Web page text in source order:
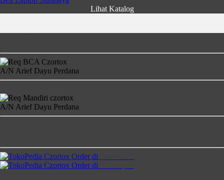
Lihat Katalog
A/N Arief Dayu Perdana
A/N Arief Dayu Perdana
Order di
Order di